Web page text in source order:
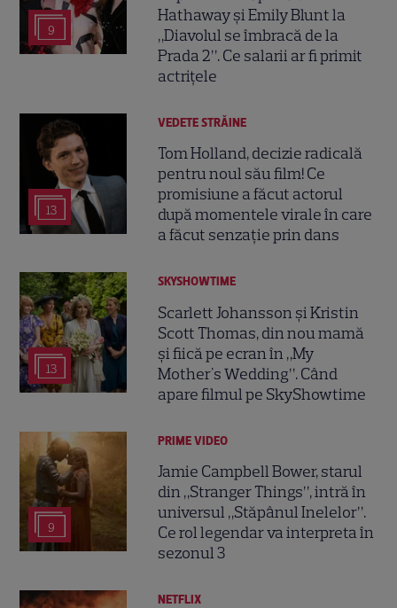
9
Hathaway și Emily Blunt la
„Diavolul se îmbracă de la
Prada 2”. Ce salarii ar fi primit
actrițele
13
VEDETE STRĂINE
Tom Holland, decizie radicală
pentru noul său film! Ce
promisiune a făcut actorul
după momentele virale în care
a făcut senzație prin dans
13
SKYSHOWTIME
Scarlett Johansson și Kristin
Scott Thomas, din nou mamă
și fiică pe ecran în „My
Mother's Wedding”. Când
apare filmul pe SkyShowtime
9
PRIME VIDEO
Jamie Campbell Bower, starul
din „Stranger Things”, intră în
universul „Stăpânul Inelelor”.
Ce rol legendar va interpreta în
sezonul 3
NETFLIX